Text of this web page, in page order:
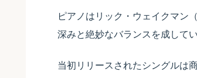
ピアノはリック・ウェイクマン
深みと絶妙なバランスを成してい
当初リリースされたシングルは